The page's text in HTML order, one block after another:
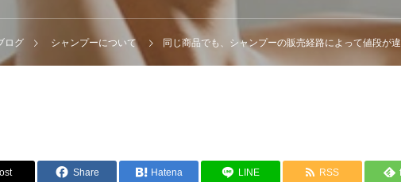
ログ シャンプーについて 同じ商品でも、シャンプーの販売経路によって値段が
Share Hatena LINE RSS